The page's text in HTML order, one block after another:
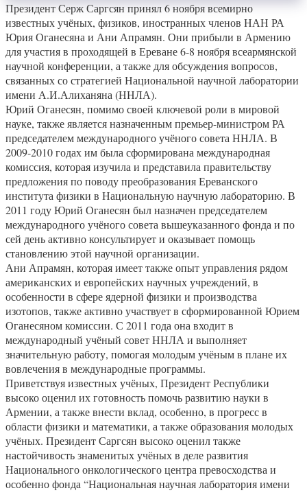
Президент Серж Саргсян принял 6 ноября всемирно
известных учёных, физиков, иностранных членов НАН РА
Юрия Оганесяна и Ани Апрамян. Они прибыли в Армению
для участия в проходящей в Ереване 6-8 ноября всеармянской
научной конференции, а также для обсуждения вопросов,
связанных со стратегией Национальной научной лаборатории
имени А.И.Алиханяна (ННЛА).
Юрий Оганесян, помимо своей ключевой роли в мировой
науке, также является назначенным премьер-министром РА
председателем международного учёного совета ННЛА. В
2009-2010 годах им была сформирована международная
комиссия, которая изучила и представила правительству
предложения по поводу преобразования Ереванского
института физики в Национальную научную лабораторию. В
2011 году Юрий Оганесян был назначен председателем
международного учёного совета вышеуказанного фонда и по
сей день активно консультирует и оказывает помощь
становлению этой научной организации.
Ани Апрамян, которая имеет также опыт управления рядом
американских и европейских научных учреждений, в
особенности в сфере ядерной физики и производства
изотопов, также активно участвует в сформированной Юрием
Оганесяном комиссии. С 2011 года она входит в
международный учёный совет ННЛА и выполняет
значительную работу, помогая молодым учёным в плане их
вовлечения в международные программы.
Приветствуя известных учёных, Президент Республики
высоко оценил их готовность помочь развитию науки в
Армении, а также внести вклад, особенно, в прогресс в
области физики и математики, а также образования молодых
учёных. Президент Саргсян высоко оценил также
настойчивость знаменитых учёных в деле развития
Национального онкологического центра превосходства и
особенно фонда “Национальная научная лаборатория имени